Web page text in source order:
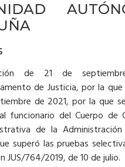
de 21 de
de Justicia, por la
de 2021, por la que
funcionario del Cuerpo de
de la
superó las pruebas
JUS/764/2019, de 10 de julio.